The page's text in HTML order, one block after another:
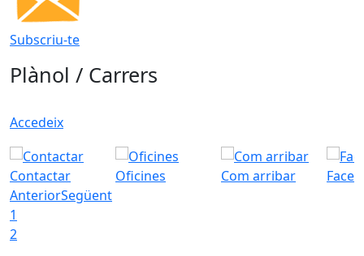
Subscriu-te
Plànol / Carrers
Accedeix
Contactar Oficines Com arribar
AnteriorSegüent
1
2